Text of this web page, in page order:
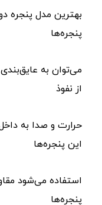
بهترین مدل پنجره
پنجره‌ها
می‌توان به
از نفوذ
حرارت و صدا به
این پنجره‌ها
استفاده می‌شود
پنجره‌ها